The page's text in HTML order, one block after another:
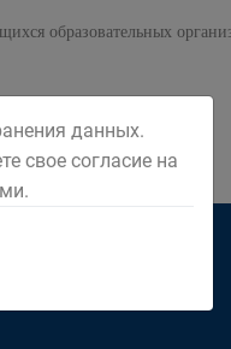
образовательных
данных.
свое согласие на